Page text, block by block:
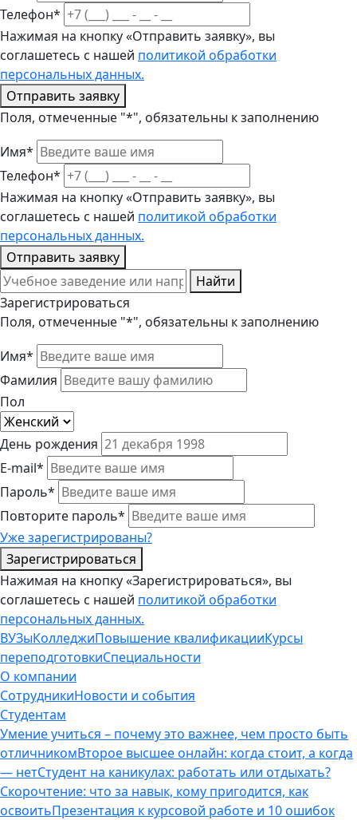
Телефон*
Нажимая на кнопку «Отправить заявку», вы
соглашетесь с нашей политикой обработки
персональных данных.
Отправить заявку
Поля, отмеченные "*", обязательны к заполнению
Имя*
Телефон*
Нажимая на кнопку «Отправить заявку», вы
соглашетесь с нашей политикой обработки
персональных данных.
Отправить заявку
Найти
Зарегистрироваться
Поля, отмеченные "*", обязательны к заполнению
Имя*
Фамилия
Пол
День рождения
E-mail*
Пароль*
Повторите пароль*
Уже зарегистрированы?
Зарегистрироваться
Нажимая на кнопку «Зарегистрироваться», вы
соглашетесь с нашей политикой обработки
персональных данных.
ВУЗыКолледжиПовышение квалификацииКурсы
переподготовкиСпециальности
О компании
СотрудникиНовости и события
Студентам
Умение учиться – почему это важнее, чем просто быть
отличникомВторое высшее онлайн: когда стоит, а когда
— нетСтудент на каникулах: работать или отдыхать?
Скорочтение: что за навык, кому пригодится, как
освоитьПрезентация к курсовой работе и 10 ошибок